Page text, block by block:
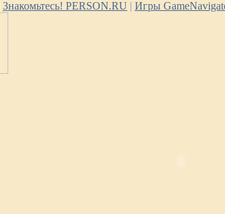
Знакомьтесь! PERSON.RU | Игры